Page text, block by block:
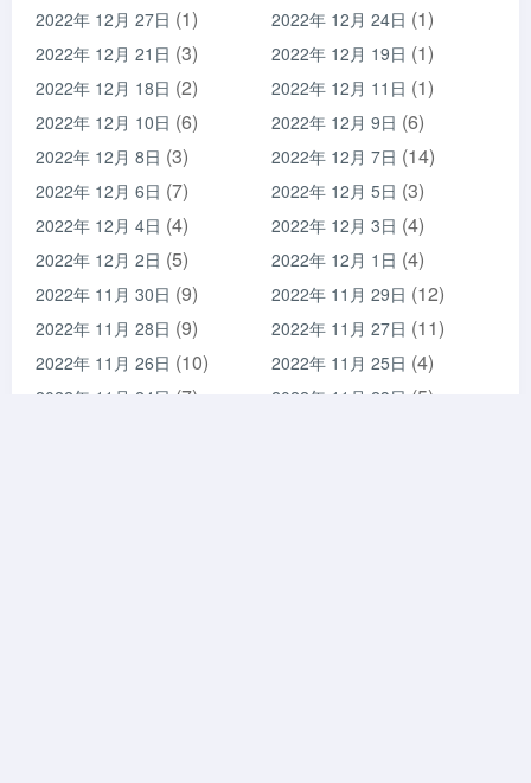
2022年 12月 27日 (1) 2022年 12月 24日 (1)
2022年 12月 21日 (3) 2022年 12月 19日 (1)
2022年 12月 18日 (2) 2022年 12月 11日 (1)
2022年 12月 10日 (6) 2022年 12月 9日 (6)
2022年 12月 8日 (3) 2022年 12月 7日 (14)
2022年 12月 6日 (7) 2022年 12月 5日 (3)
2022年 12月 4日 (4) 2022年 12月 3日 (4)
2022年 12月 2日 (5) 2022年 12月 1日 (4)
2022年 11月 30日 (9) 2022年 11月 29日 (12)
2022年 11月 28日 (9) 2022年 11月 27日 (11)
2022年 11月 26日 (10) 2022年 11月 25日 (4)
2022年 11月 24日 (7) 2022年 11月 23日 (5)